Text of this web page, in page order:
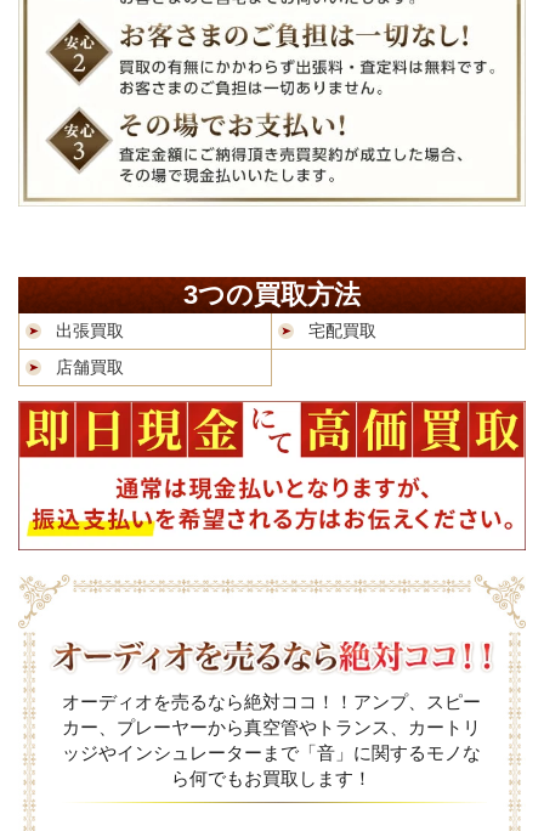
3つの買取方法
出張買取
宅配買取
店舗買取
オーディオを売るなら絶対ココ！！アンプ、スピー
カー、プレーヤーから真空管やトランス、カートリ
ッジやインシュレーターまで「音」に関するモノな
ら何でもお買取します！